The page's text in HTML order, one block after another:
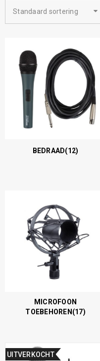
Standaard sortering
BEDRAAD(12)
MICROFOON
TOEBEHOREN (17)
UITVERKOCHT